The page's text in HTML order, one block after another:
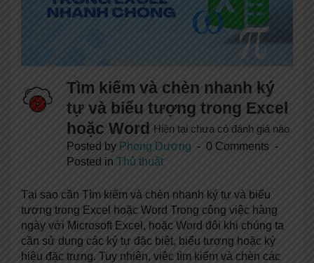
Tìm kiếm và chèn nhanh ký
tự và biểu tượng trong Excel
hoặc Word Hiện tại chưa có đánh giá nào
Posted by Phong Dương
0 Comments
Posted in Thủ thuật
Tại sao cần Tìm kiếm và chèn nhanh ký tự và biểu
tượng trong Excel hoặc Word Trong công việc hàng
ngày với Microsoft Excel, hoặc Word đôi khi chúng ta
cần sử dụng các ký tự đặc biệt, biểu tượng hoặc ký
hiệu đặc trưng. Tuy nhiên, việc tìm kiếm và chèn các